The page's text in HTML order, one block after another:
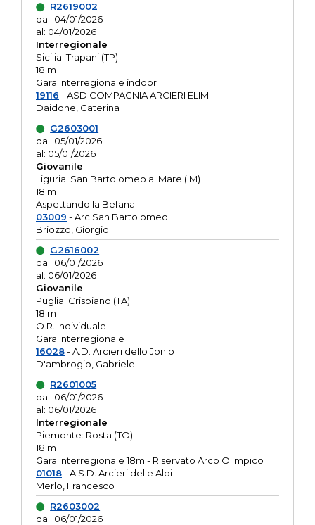
R2619002
dal: 04/01/2026
al: 04/01/2026
Interregionale
Sicilia: Trapani (TP)
18 m
Gara Interregionale indoor
19116 - ASD COMPAGNIA ARCIERI ELIMI
Daidone, Caterina
G2603001
dal: 05/01/2026
al: 05/01/2026
Giovanile
Liguria: San Bartolomeo al Mare (IM)
18 m
Aspettando la Befana
03009 - Arc.San Bartolomeo
Briozzo, Giorgio
G2616002
dal: 06/01/2026
al: 06/01/2026
Giovanile
Puglia: Crispiano (TA)
18 m
O.R. Individuale
Gara Interregionale
16028- A.D. Arcieri dello Jonio
D'ambrogio, Gabriele
R2601005
dal: 06/01/2026
al: 06/01/2026
Interregionale
Piemonte: Rosta (TO)
18 m
Gara Interregionale 18m - Riservato Arco Olimpico
01018- A.S.D. Arcieri delle Alpi
Merlo, Francesco
R2603002
dal: 06/01/2026